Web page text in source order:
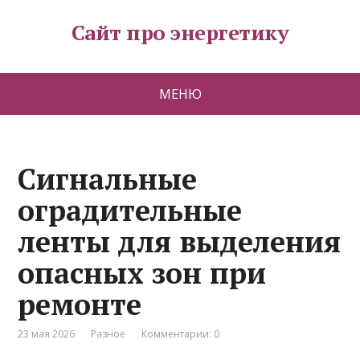
Сайт про энергетику
МЕНЮ
Сигнальные
оградительные
ленты для выделения
опасных зон при
ремонте
23 мая 2026 Разное Комментарии: 0